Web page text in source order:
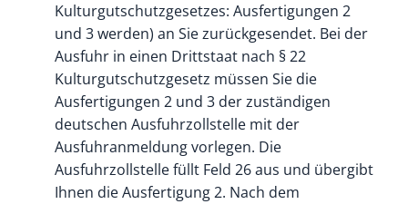
Kulturgutschutzgesetzes: Ausfertigungen 2
und 3 werden) an Sie zurückgesendet. Bei der
Ausfuhr in einen Drittstaat nach § 22
Kulturgutschutzgesetz müssen Sie die
Ausfertigungen 2 und 3 der zuständigen
deutschen Ausfuhrzollstelle mit der
Ausfuhranmeldung vorlegen. Die
Ausfuhrzollstelle füllt Feld 26 aus und übergibt
Ihnen die Ausfertigung 2. Nach dem